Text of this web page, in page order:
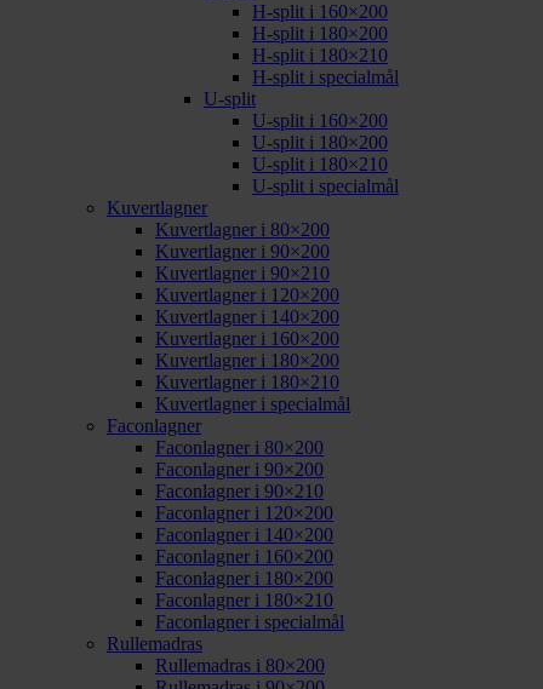
H-split i 160×200
H-split i 180×200
H-split i 180×210
H-split i specialmål
U-split
U-split i 160×200
U-split i 180×200
U-split i 180×210
U-split i specialmål
Kuvertlagner
Kuvertlagner i 80×200
Kuvertlagner i 90×200
Kuvertlagner i 90×210
Kuvertlagner i 120×200
Kuvertlagner i 140×200
Kuvertlagner i 160×200
Kuvertlagner i 180×200
Kuvertlagner i 180×210
Kuvertlagner i specialmål
Faconlagner
Faconlagner i 80×200
Faconlagner i 90×200
Faconlagner i 90×210
Faconlagner i 120×200
Faconlagner i 140×200
Faconlagner i 160×200
Faconlagner i 180×200
Faconlagner i 180×210
Faconlagner i specialmål
Rullemadras
Rullemadras i 80×200